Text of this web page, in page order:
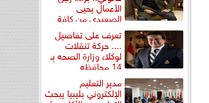
الأعمال يحيى
الصعيدي من كافة
التهم... تعرف على تفاصيل
.... حركة تنقلات
لوكلاء وزارة الصحه بـ
14 محافظه
مدير التعليم
الإلكتروني بليبيا يبحث